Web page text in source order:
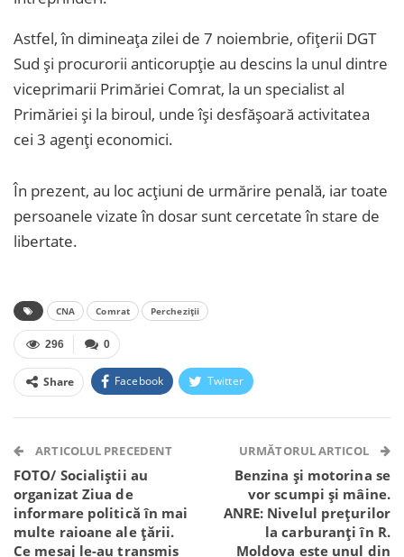
Astfel, în dimineața zilei de 7 noiembrie, ofițerii DGT
Sud și procurorii anticorupție au descins la unul dintre
viceprimarii Primăriei Comrat, la un specialist al
Primăriei și la biroul, unde își desfășoară activitatea
cei 3 agenți economici.
În prezent, au loc acțiuni de urmărire penală, iar toate
persoanele vizate în dosar sunt cercetate în stare de
libertate.
CNA Comrat Percheziții
0
296
Share Facebook Twitter
Telegram WhatsApp Viber
ARTICOLUL PRECEDENT
FOTO/ Socialiștii au
organizat Ziua de
informare politică în mai
multe raioane ale țării.
Ce mesaj le-au transmis
URMĂTORUL ARTICOL
Benzina și motorina se
vor scumpi și mâine.
ANRE: Nivelul prețurilor
la carburanți în R.
Moldova este unul din